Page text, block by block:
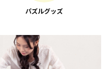
パズルグッズ